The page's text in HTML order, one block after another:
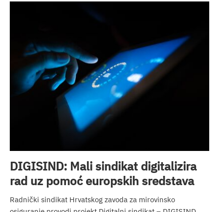
DIGISIND: Mali sindikat digitalizira
rad uz pomoć europskih sredstava
Radnički sindikat Hrvatskog zavoda za mirovinsko